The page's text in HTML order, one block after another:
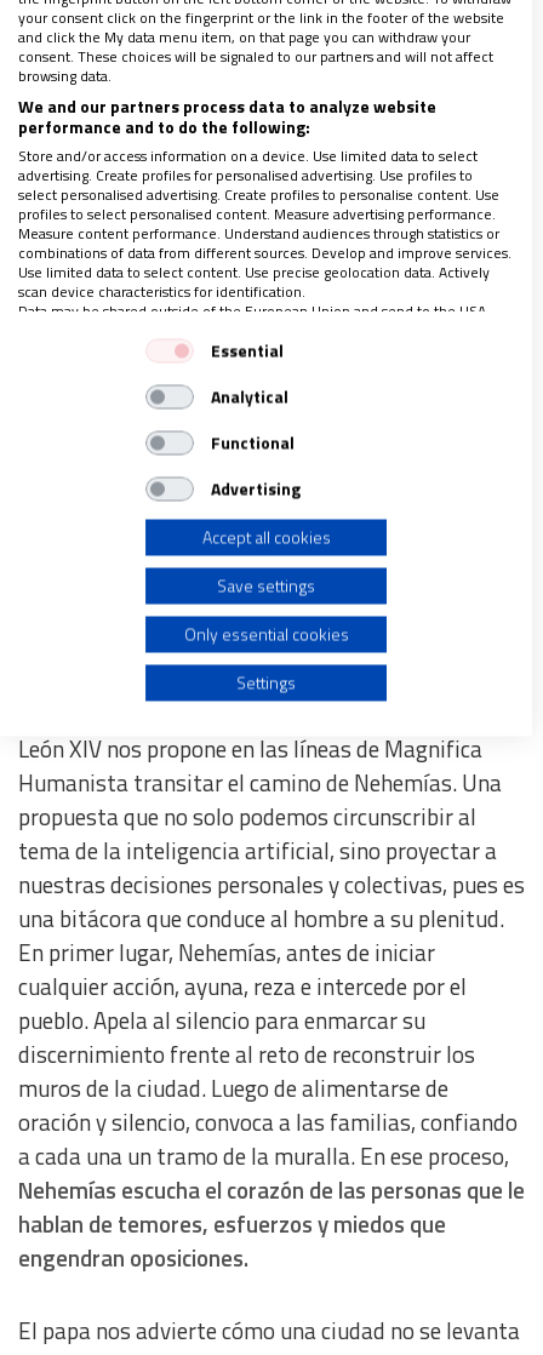
La historia de la torre de Babel la podemos ubicar
en los orígenes de la humanidad. Los seres
humanos, una vez establecidos en la llanura de
Senaar, deciden asegurar estabilidad, poder y
perpetuarse un nombre. Deciden, entonces,
construir una ciudad y una torre, cuya cúspide
llegue hasta el cielo. Esto no solo entraña una labor
imponente, sino que, además, no parece
cuestionable y muy acorde a las aspiraciones a las
que tiene derecho todo hombre. Sin embargo, esta
aventura es emprendida sin referencia alguna a
Dios. Por otro lado, tenemos a Nehemías, que
emprende el imposible peregrinaje de reconstruir
los muros de Jerusalén, en un momento de
confusión, vulnerabilidad y tristeza. Por ello, hace
todo lo contrario a los constructores de Babel;
busca referenciarse en la voluntad de Dios, a través
del ayuno, la oración y la apertura al otro.
El camino de Nehemías
León XIV nos propone en las líneas de Magnifica
Humanista transitar el camino de Nehemías. Una
propuesta que no solo podemos circunscribir al
tema de la inteligencia artificial, sino proyectar a
nuestras decisiones personales y colectivas, pues es
una bitácora que conduce al hombre a su plenitud.
En primer lugar, Nehemías, antes de iniciar
cualquier acción, ayuna, reza e intercede por el
pueblo. Apela al silencio para enmarcar su
discernimiento frente al reto de reconstruir los
muros de la ciudad. Luego de alimentarse de
oración y silencio, convoca a las familias, confiando
a cada una un tramo de la muralla. En ese proceso,
Nehemías escucha el corazón de las personas que le
hablan de temores, esfuerzos y miedos que
engendran oposiciones.
El papa nos advierte cómo una ciudad no se levanta
your consent click on the fingerprint or the link in the footer of the website
and click the My data menu item, on that page you can withdraw your
consent. These choices will be signaled to our partners and will not affect
browsing data.
We and our partners process data to analyze website
performance and to do the following:
Store and/or access information on a device. Use limited data to select
advertising. Create profiles for personalised advertising. Use profiles to
select personalised advertising. Create profiles to personalise content. Use
profiles to select personalised content. Measure advertising performance.
Measure content performance. Understand audiences through statistics or
combinations of data from different sources. Develop and improve services.
Use limited data to select content. Use precise geolocation data. Actively
scan device characteristics for identification.
Data may be shared outside of the European Union and send to the USA.
Your consent and the cookie policy applies solely to this website/app.
View Partner List (1 IAB Vendors)
We use your data for the following purposes:
IAB processing purposes:
Use limited data to select advertising
Create profiles for personalised advertising
Use profiles to select personalised advertising
Create profiles to personalise content
Use profiles to select personalised content
Measure advertising performance
Measure content performance
Understand audiences through statistics or combinations
of data from different sources
Develop and improve services
Use limited data to select content
IAB Special Features:
Use precise geolocation data
Identify devices based on information actively requested
Essential
Analytical
Functional
Advertising
Accept all cookies
Save settings
Only essential cookies
Settings